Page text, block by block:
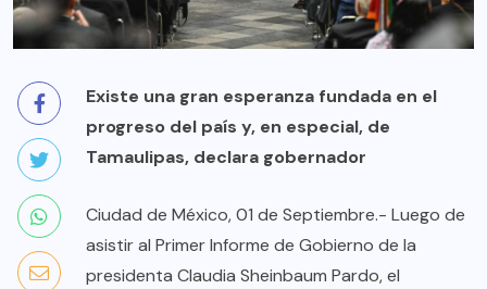
Existe una gran esperanza fundada en el
progreso del país y, en especial, de
Tamaulipas, declara gobernador
Ciudad de México, 01 de Septiembre.- Luego de
asistir al Primer Informe de Gobierno de la
presidenta Claudia Sheinbaum Pardo, el